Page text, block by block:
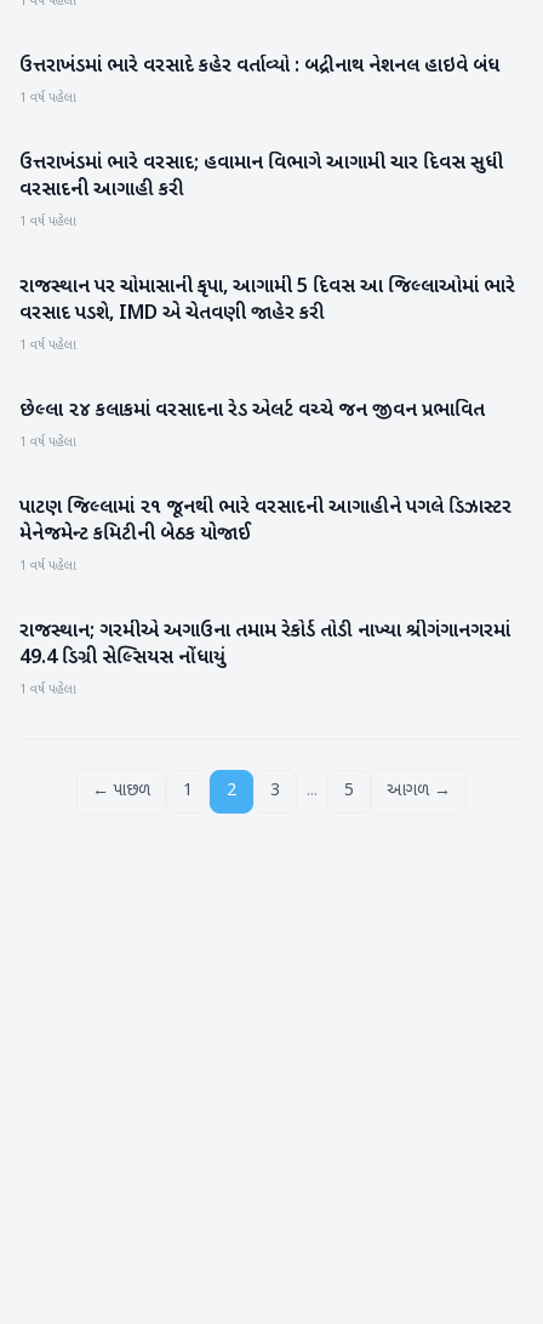
રાષ્ટ્રીય
ઉત્તરાખંડમાં ભારે વરસાદે કહેર વર્તાવ્યો : બદ્રીનાથ નેશનલ હાઇવે બંધ
1 વર્ષ પહેલા
હવામાન
ઉત્તરાખંડમાં ભારે વરસાદ; હવામાન વિભાગે આગામી ચાર દિવસ સુધી
વરસાદની આગાહી કરી
1 વર્ષ પહેલા
રાષ્ટ્રીય
રાજસ્થાન પર ચોમાસાની કૃપા, આગામી 5 દિવસ આ જિલ્લાઓમાં ભારે
વરસાદ પડશે, IMD એ ચેતવણી જાહેર કરી
1 વર્ષ પહેલા
બનાસકાંઠા
છેલ્લા ૨૪ કલાકમાં વરસાદના રેડ એલર્ટ વચ્ચે જન જીવન પ્રભાવિત
1 વર્ષ પહેલા
પાટણ
પાટણ જિલ્લામાં ૨૧ જૂનથી ભારે વરસાદની આગાહીને પગલે ડિઝાસ્ટર
મેનેજમેન્ટ કમિટીની બેઠક યોજાઈ
1 વર્ષ પહેલા
હવામાન
રાજસ્થાન; ગરમીએ અગાઉના તમામ રેકોર્ડ તોડી નાખ્યા શ્રીગંગાનગરમાં
49.4 ડિગ્રી સેલ્સિયસ નોંધાયું
1 વર્ષ પહેલા
← પાછળ 1 2 3 ... 5 આગળ →